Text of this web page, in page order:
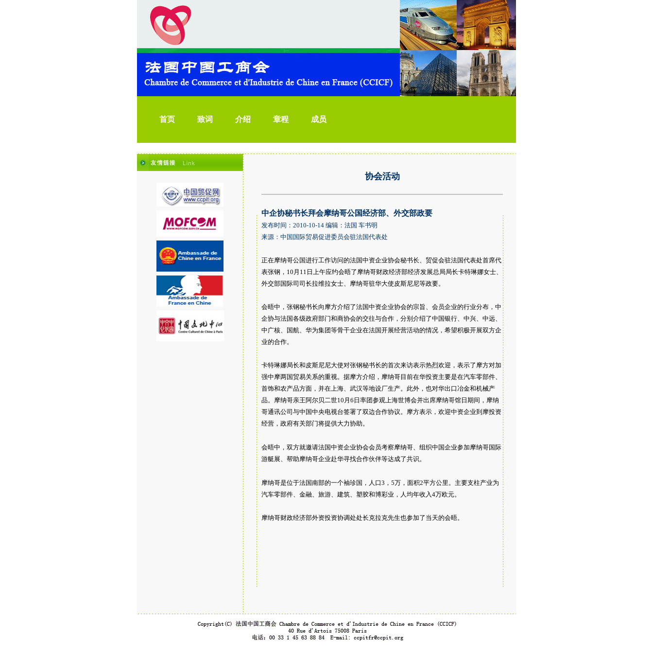
首页 致词 介绍 章程 成员
协会活动
中企协秘书长拜会摩纳哥公国经济部、外交部政要
发布时间：2010-10-14 编辑：法国 车书明
来源：中国国际贸易促进委员会驻法国代表处
正在摩纳哥公国进行工作访问的法国中资企业协会秘书长、贸促会驻法国代表处首席代
表张钢，10月11日上午应约会晤了摩纳哥财政经济部经济发展总局局长卡特琳娜女士、
外交部国际司司长拉维拉女士、摩纳哥驻华大使皮斯尼尼等政要。
会晤中，张钢秘书长向摩方介绍了法国中资企业协会的宗旨、会员企业的行业分布，中
企协与法国各级政府部门和商协会的交往与合作，分别介绍了中国银行、中兴、中远、
中广核、国航、华为集团等骨干企业在法国开展经营活动的情况，希望积极开展双方企
业的合作。
卡特琳娜局长和皮斯尼尼大使对张钢秘书长的首次来访表示热烈欢迎，表示了摩方对加
强中摩两国贸易关系的重视。据摩方介绍，摩纳哥目前在华投资主要是在汽车零部件、
首饰和农产品方面，并在上海、武汉等地设厂生产。此外，也对华出口冶金和机械产
品。摩纳哥亲王阿尔贝二世10月6日率团参观上海世博会并出席摩纳哥馆日期间，摩纳
哥通讯公司与中国中央电视台签署了双边合作协议。摩方表示，欢迎中资企业到摩投资
经营，政府有关部门将提供大力协助。
会晤中，双方就邀请法国中资企业协会会员考察摩纳哥、组织中国企业参加摩纳哥国际
游艇展、帮助摩纳哥企业赴华寻找合作伙伴等达成了共识。
摩纳哥是位于法国南部的一个袖珍国，人口3，5万，面积2平方公里。主要支柱产业为
汽车零部件、金融、旅游、建筑、塑胶和博彩业，人均年收入4万欧元。
摩纳哥财政经济部外资投资协调处处长克拉克先生也参加了当天的会晤。